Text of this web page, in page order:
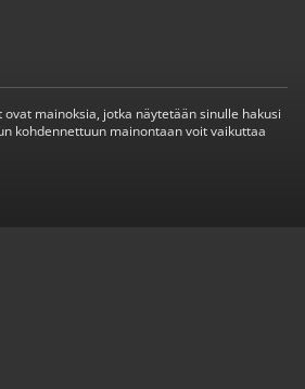
mainoksia, jotka näytetään sinulle hakusi
kohdennettuun mainontaan voit vaikuttaa